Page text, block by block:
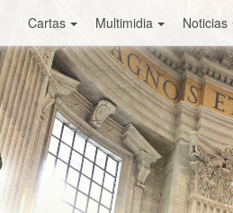
Cartas Multimidia Noticias